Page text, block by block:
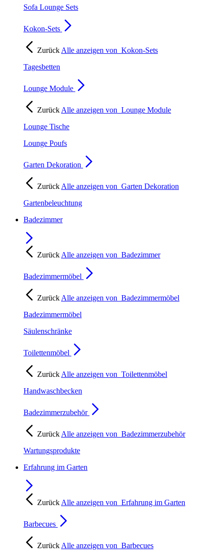
Sofa Lounge Sets
Kokon-Sets
Zurück Alle anzeigen von Kokon-Sets
Tagesbetten
Lounge Module
Zurück Alle anzeigen von Lounge Module
Lounge Tische
Lounge Poufs
Garten Dekoration
Zurück Alle anzeigen von Garten Dekoration
Gartenbeleuchtung
Badezimmer
Zurück Alle anzeigen von Badezimmer
Badezimmermöbel
Zurück Alle anzeigen von Badezimmermöbel
Badezimmermöbel
Säulenschränke
Toilettenmöbel
Zurück Alle anzeigen von Toilettenmöbel
Handwaschbecken
Badezimmerzubehör
Zurück Alle anzeigen von Badezimmerzubehör
Wartungsprodukte
Erfahrung im Garten
Zurück Alle anzeigen von Erfahrung im Garten
Barbecues
Zurück Alle anzeigen von Barbecues